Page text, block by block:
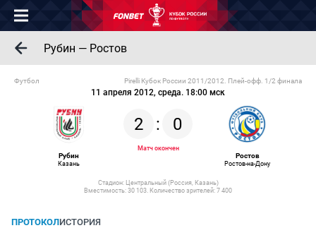
Рубин — Ростов
Футбол
11 апреля 2012, среда. 18:00 мск
Pirelli Кубок России 2011/2012. Плей-офф. 1/2 финала
Рубин
Казань
2 : 0
Матч окончен
Ростов
Ростов-на-Дону
Стадион: Центральный (Россия, Казань)
Вместимость: 30 103. Количество зрителей: 7 400
ПРОТОКОЛИСТОРИЯ